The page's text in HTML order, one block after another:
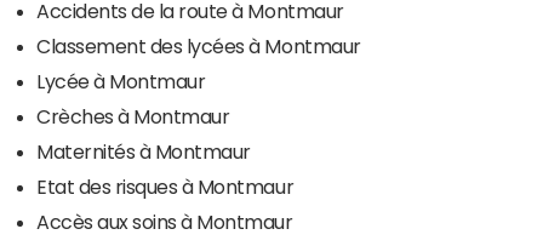
Accidents de la route à Montmaur
Classement des lycées à Montmaur
Lycée à Montmaur
Crèches à Montmaur
Maternités à Montmaur
Etat des risques à Montmaur
Accès aux soins à Montmaur